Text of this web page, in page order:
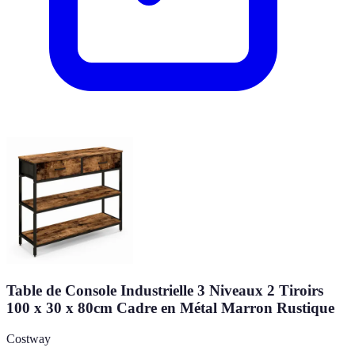
Table de Console Industrielle 3 Niveaux 2 Tiroirs
100 x 30 x 80cm Cadre en Métal Marron Rustique
Costway